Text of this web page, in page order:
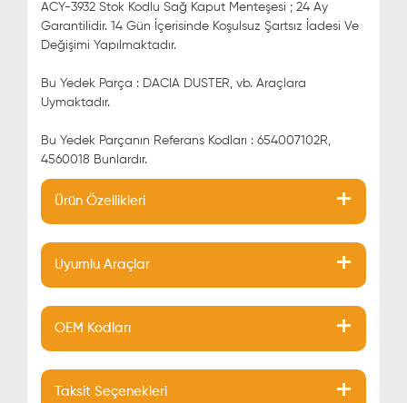
ACY-3932 Stok Kodlu Sağ Kaput Menteşesi ; 24 Ay
Garantilidir. 14 Gün İçerisinde Koşulsuz Şartsız İadesi Ve
Değişimi Yapılmaktadır.
Bu Yedek Parça : DACIA DUSTER, vb. Araçlara
Uymaktadır.
Bu Yedek Parçanın Referans Kodları : 654007102R,
4560018 Bunlardır.
Ürün Özellikleri
Uyumlu Araçlar
OEM Kodları
Taksit Seçenekleri